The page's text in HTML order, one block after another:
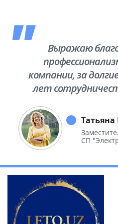
Выражаю
компании, за
лет
Татьяна
СП